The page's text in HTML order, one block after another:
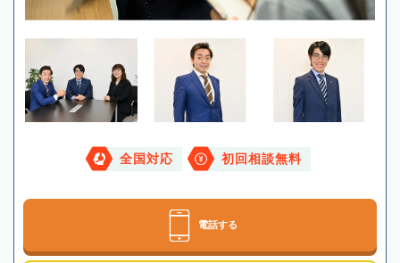
全国対応 初回相談無料
電話する